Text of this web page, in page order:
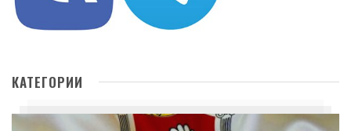
КАТЕГОРИИ